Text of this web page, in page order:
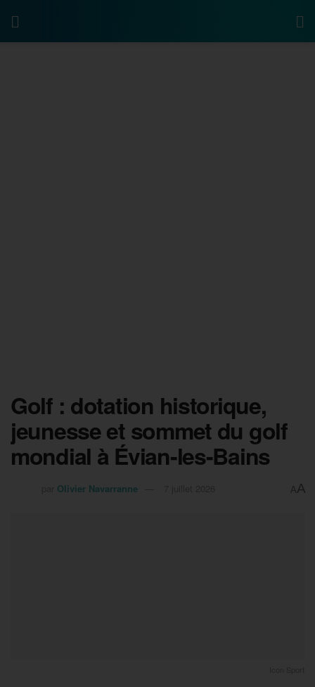
Golf : dotation historique,
jeunesse et sommet du golf
mondial à Évian-les-Bains
Olivier Navarranne AA